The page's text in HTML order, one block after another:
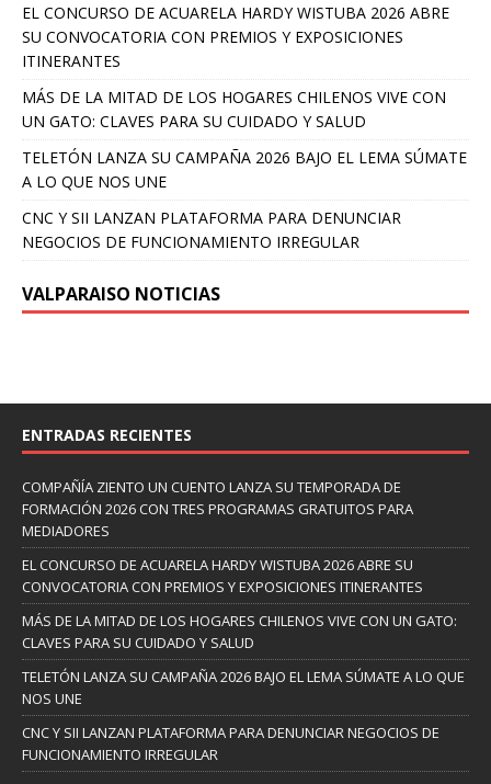
EL CONCURSO DE ACUARELA HARDY WISTUBA 2026 ABRE
SU CONVOCATORIA CON PREMIOS Y EXPOSICIONES
ITINERANTES
MÁS DE LA MITAD DE LOS HOGARES CHILENOS VIVE CON
UN GATO: CLAVES PARA SU CUIDADO Y SALUD
TELETÓN LANZA SU CAMPAÑA 2026 BAJO EL LEMA SÚMATE
A LO QUE NOS UNE
CNC Y SII LANZAN PLATAFORMA PARA DENUNCIAR
NEGOCIOS DE FUNCIONAMIENTO IRREGULAR
VALPARAISO NOTICIAS
ENTRADAS RECIENTES
COMPAÑÍA ZIENTO UN CUENTO LANZA SU TEMPORADA DE
FORMACIÓN 2026 CON TRES PROGRAMAS GRATUITOS PARA
MEDIADORES
EL CONCURSO DE ACUARELA HARDY WISTUBA 2026 ABRE SU
CONVOCATORIA CON PREMIOS Y EXPOSICIONES ITINERANTES
MÁS DE LA MITAD DE LOS HOGARES CHILENOS VIVE CON UN GATO:
CLAVES PARA SU CUIDADO Y SALUD
TELETÓN LANZA SU CAMPAÑA 2026 BAJO EL LEMA SÚMATE A LO QUE
NOS UNE
CNC Y SII LANZAN PLATAFORMA PARA DENUNCIAR NEGOCIOS DE
FUNCIONAMIENTO IRREGULAR